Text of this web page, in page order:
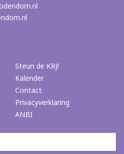
Steun de KRJ!
Kalender
Contact
Privacyverklaring
ANBI